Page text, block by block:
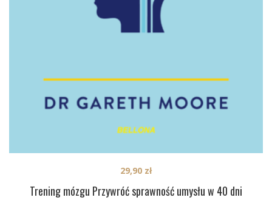
Trening mózgu Przywróć sprawność umysłu w 40 dni
29,90 zł